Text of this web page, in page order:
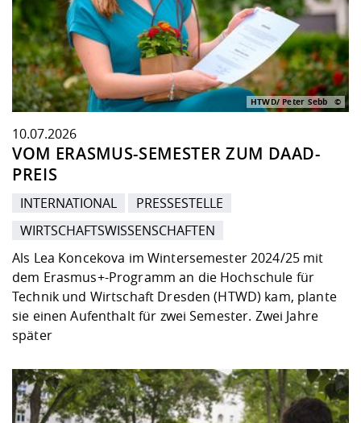
Vorbereitung auf das Studium
Checkliste zum Studienstart
Studien- und
Prüfungsordnungen
Studienbegleitung Mathematik
und Physik
Digitales Lernen und KI
Qualifizierungsangebote und
Fremdsprachen
Jobs, Praktika, Diplomarbeiten
Studieren in besonderen
Lebenslagen oder Notlagen
Beratungsangebote des
Studentenwerk Dresden
Angebote der Agentur für
Arbeit
Lehren, Forschen und
Weiterbilden im Ausland
Formulare und Dokumente
Internationale Tage
Formulare und Dokumente
Forschungszentrum ZAFT
FIS -
Forschungsinformationsystem
Wissenschaftliche Praxis
Prototyping und LabX
Gründung und Startup Service
Kooperationen und Netzwerke
Kontakt & Beratung
Chancengleichheit
Hochschulgesundheit
Förderverein
Gremien und Vertretungen
Informatik/Mathematik
Landbau/Umwelt/Chemie
Wirtschaftswissenschaften
Studiengangentwicklung
Unternehmen
Beschaffungsvorhaben
VOM ERASMUS-SEMESTER ZUM DAAD-
PREIS
10.07.2026
INTERNATIONAL
PRESSESTELLE
WIRTSCHAFTSWISSENSCHAFTEN
Als Lea Koncekova im Wintersemester 2024/25 mit
dem Erasmus+-Programm an die Hochschule für
Technik und Wirtschaft Dresden (HTWD) kam, plante
sie einen Aufenthalt für zwei Semester. Zwei Jahre
später
HTWD/ Peter Sebb